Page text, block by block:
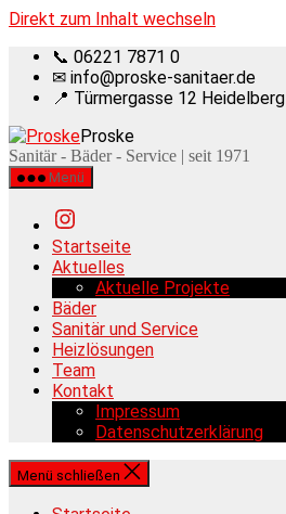
Direkt zum Inhalt wechseln
📞 06221 7871 0
✉ info@proske-sanitaer.de
📍 Türmergasse 12 Heidelberg
Proske
Sanitär - Bäder - Service | seit 1971
Menü
Startseite
Aktuelles
Aktuelle Projekte
Bäder
Sanitär und Service
Heizlösungen
Team
Kontakt
Impressum
Datenschutzerklärung
Menü schließen